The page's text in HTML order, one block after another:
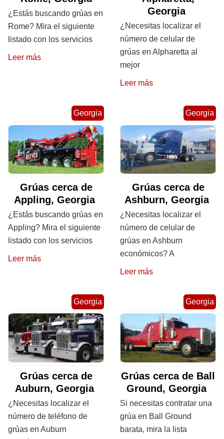
¿Estás buscando grúas en
Rome? Mira el siguiente
listado con los servicios
Leer más
Georgia
¿Necesitas localizar el
número de celular de
grúas en Alpharetta al
mejor
Leer más
Georgia
Grúas cerca de
Appling, Georgia
¿Estás buscando grúas en
Appling? Mira el siguiente
listado con los servicios
Leer más
Georgia
Grúas cerca de
Ashburn, Georgia
¿Necesitas localizar el
número de celular de
grúas en Ashburn
económicos? A
Leer más
Georgia
Grúas cerca de
Auburn, Georgia
¿Necesitas localizar el
número de teléfono de
grúas en Auburn
Georgia
Grúas cerca de Ball
Ground, Georgia
Si necesitas contratar una
grúa en Ball Ground
barata, mira la lista